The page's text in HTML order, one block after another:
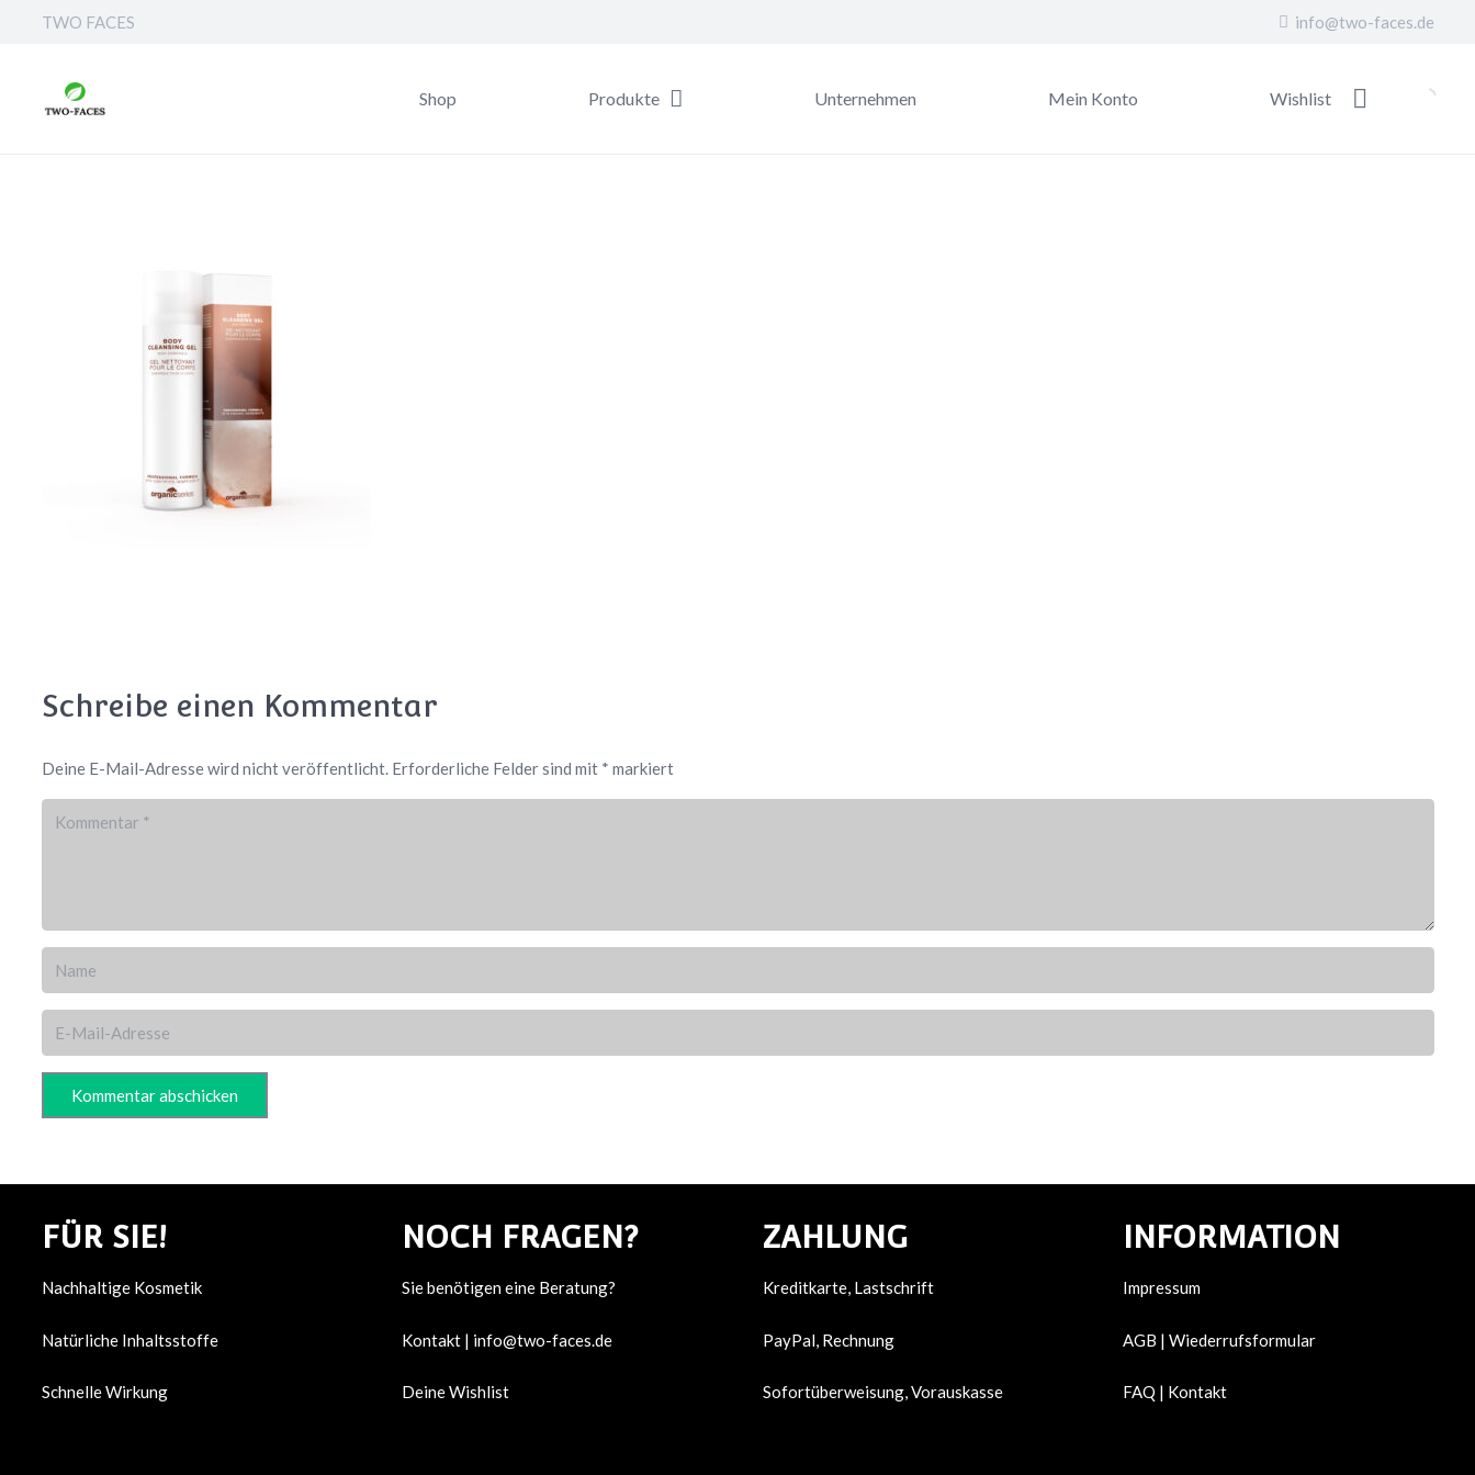
TWO FACES info@two-faces.de
Shop Produkte Unternehmen Mein Konto Wishlist
Schreibe einen Kommentar
Deine E-Mail-Adresse wird nicht veröffentlicht. Erforderliche Felder sind mit * markiert
Kommentar abschicken
FÜR SIE!
Nachhaltige Kosmetik
Natürliche Inhaltsstoffe
Schnelle Wirkung
NOCH FRAGEN?
Sie benötigen eine Beratung?
Kontakt | info@two-faces.de
Deine Wishlist
ZAHLUNG
Kreditkarte, Lastschrift
PayPal, Rechnung
Sofortüberweisung, Vorauskasse
INFORMATION
Impressum
AGB | Wiederrufsformular
FAQ | Kontakt